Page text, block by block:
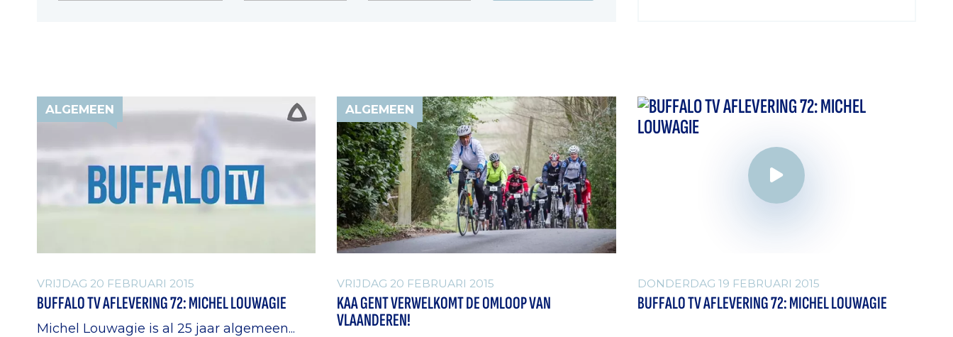
ALGEMEEN
VRIJDAG 20 FEBRUARI 2015
BUFFALO TV AFLEVERING 72: MICHEL LOUWAGIE
Michel Louwagie is al 25 jaar algemeen...
ALGEMEEN
VRIJDAG 20 FEBRUARI 2015
KAA GENT VERWELKOMT DE OMLOOP VAN
VLAANDEREN!
DONDERDAG 19 FEBRUARI 2015
BUFFALO TV AFLEVERING 72: MICHEL LOUWAGIE